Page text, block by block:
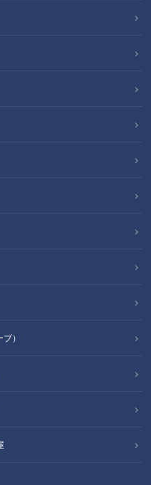
）
が、種々の報道でご存知の
は、新総理・総裁の下馬評
すぐに衆議院の解散総選挙
が飛び交っている。
陣表明後、政権の評価や内
与党が有利な今、選挙だ、
いや、それでは日程が窮
なるだろう、というあたり
」
今回」
れる新総理の資質
の意味